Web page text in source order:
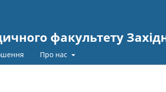
факультету
Про нас